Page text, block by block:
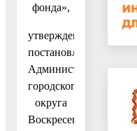
фонда»,
утвержденную
постановлением
Администрации
городского
округа
Воскресенск